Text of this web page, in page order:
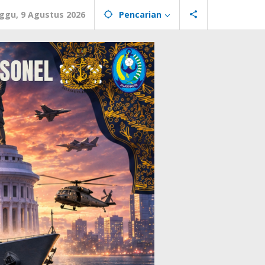
9 Agustus 2026 Pencarian